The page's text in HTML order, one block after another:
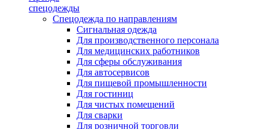
спецодежды
Спецодежда по направлениям
Сигнальная одежда
Для производственного персонала
Для медицинских работников
Для сферы обслуживания
Для автосервисов
Для пищевой промышленности
Для гостиниц
Для чистых помещений
Для сварки
Для розничной торговли